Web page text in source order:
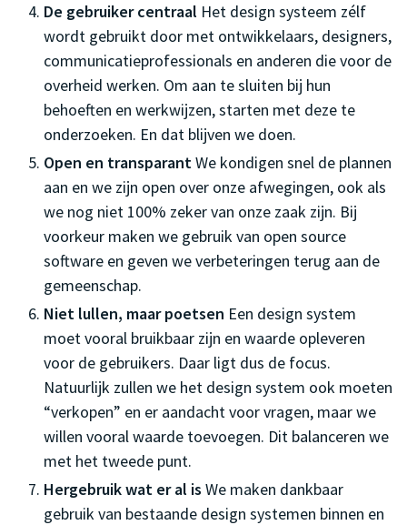
De gebruiker centraal Het design systeem zélf
wordt gebruikt door met ontwikkelaars, designers,
communicatieprofessionals en anderen die voor de
overheid werken. Om aan te sluiten bij hun
behoeften en werkwijzen, starten met deze te
onderzoeken. En dat blijven we doen.
Open en transparantWe kondigen snel de plannen
aan en we zijn open over onze afwegingen, ook als
we nog niet 100% zeker van onze zaak zijn. Bij
voorkeur maken we gebruik van open source
software en geven we verbeteringen terug aan de
gemeenschap.
Niet lullen, maar poetsen Een design system
moet vooral bruikbaar zijn en waarde opleveren
voor de gebruikers. Daar ligt dus de focus.
Natuurlijk zullen we het design system ook moeten
“verkopen” en er aandacht voor vragen, maar we
willen vooral waarde toevoegen. Dit balanceren we
met het tweede punt.
Hergebruik wat er al is We maken dankbaar
gebruik van bestaande design systemen binnen en